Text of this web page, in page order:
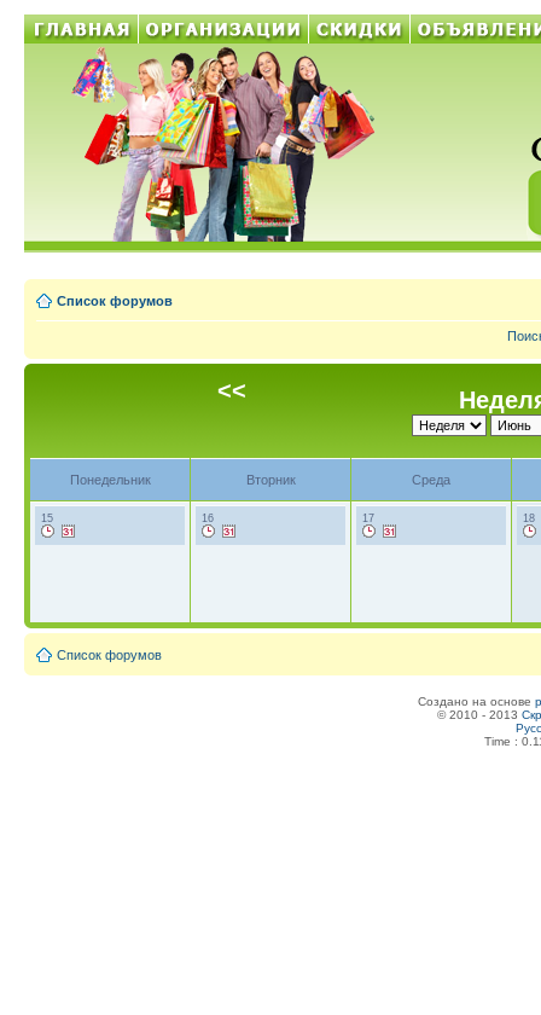
Список форумов
<<
Понедельник Вторник Среда
15 16 17 18
Список форумов
Создано на основе
© 2010 - 2013
Time :